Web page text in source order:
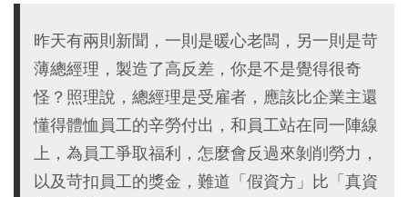
昨天有兩則新聞，一則是暖心老闆，另一則是苛
薄總經理，製造了高反差，你是不是覺得很奇
怪？照理說，總經理是受雇者，應該比企業主還
懂得體恤員工的辛勞付出，和員工站在同一陣線
上，為員工爭取福利，怎麼會反過來剝削勞力，
以及苛扣員工的獎金，難道「假資方」比「真資